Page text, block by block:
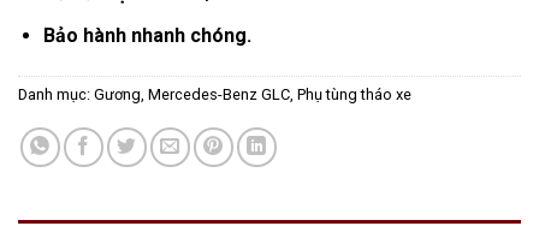
Bảo hành nhanh chóng.
Danh mục: Gương Mercedes-Benz GLC Phụ tùng tháo xe